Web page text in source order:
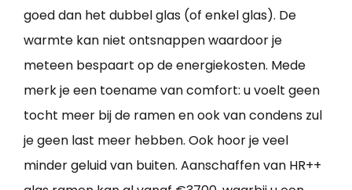
goed dan het dubbel glas (of enkel glas). De
warmte kan niet ontsnappen waardoor je
meteen bespaart op de energiekosten. Mede
merk je een toename van comfort: u voelt geen
tocht meer bij de ramen en ook van condens zul
je geen last meer hebben. Ook hoor je veel
minder geluid van buiten. Aanschaffen van HR++